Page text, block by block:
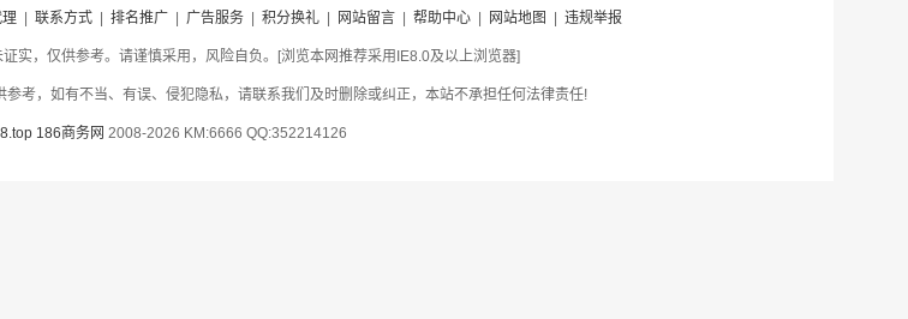
| 联系方式| 排名推广| 广告服务| 积分换礼| 网站留言| 帮助中心| 网站地图 违规举报
实，仅供参考。请谨慎采用，风险自负。[浏览本网推荐采用IE8.0及以上浏览器]
考，如有不当、有误、侵犯隐私，请联系我们及时删除或纠正，本站不承担任何法律责任!
186商务网 2008-2026 KM:6666 QQ:352214126